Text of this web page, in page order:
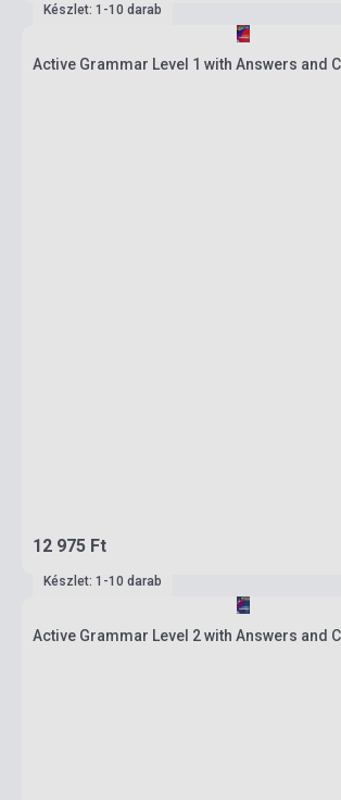
Készlet: 1-10 darab
Active Grammar Level 1 with Answers and
12 975 Ft
Készlet: 1-10 darab
Active Grammar Level 2 with Answers and